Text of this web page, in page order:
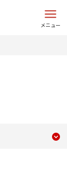
メニュー